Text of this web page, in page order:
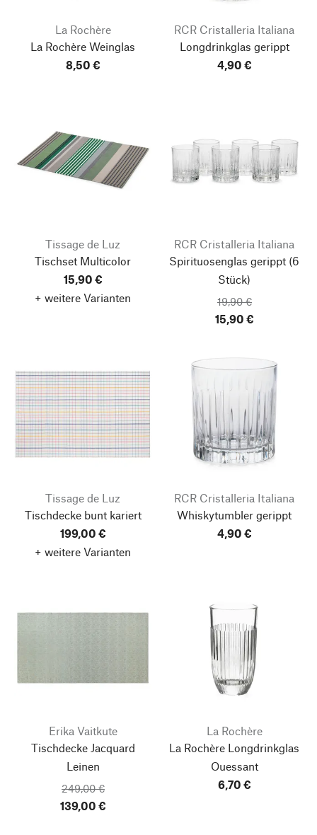
La Rochère
La Rochère Weinglas
8,50 €
RCR Cristalleria Italiana
Longdrinkglas gerippt
4,90 €
Tissage de Luz
Tischset Multicolor
15,90 €
+ weitere Varianten
RCR Cristalleria Italiana
Spirituosenglas gerippt (6
Stück)
19,90 €
15,90 €
Tissage de Luz
Tischdecke bunt kariert
199,00 €
+ weitere Varianten
RCR Cristalleria Italiana
Whiskytumbler gerippt
4,90 €
Erika Vaitkute
Tischdecke Jacquard
Leinen
249,00 €
139,00 €
La Rochère
La Rochère Longdrinkglas
Ouessant
6,70 €